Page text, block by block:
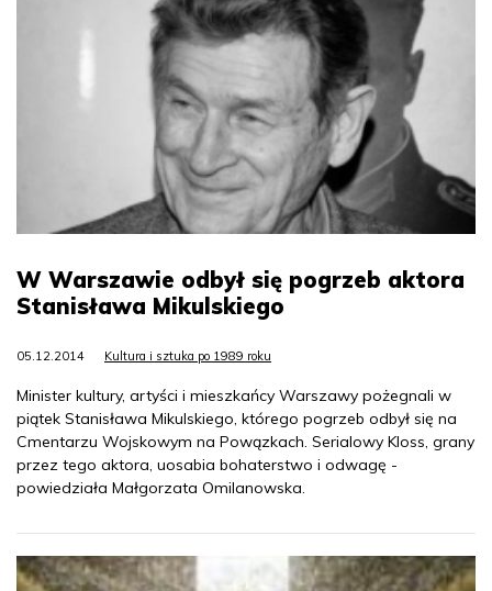
W Warszawie odbył się pogrzeb aktora
Stanisława Mikulskiego
05.12.2014 Kultura i sztuka po 1989 roku
Minister kultury, artyści i mieszkańcy Warszawy pożegnali w
piątek Stanisława Mikulskiego, którego pogrzeb odbył się na
Cmentarzu Wojskowym na Powązkach. Serialowy Kloss, grany
przez tego aktora, uosabia bohaterstwo i odwagę -
powiedziała Małgorzata Omilanowska.